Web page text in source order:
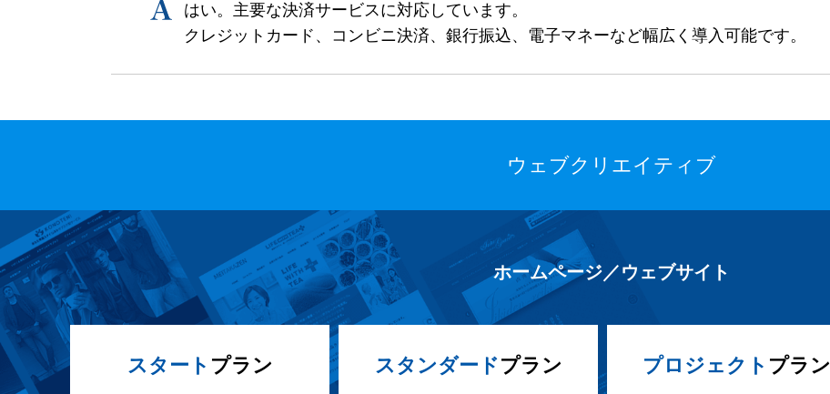
はい。主要な決済サービスに対応しています。
クレジットカード、コンビニ決済、銀行振込、電子マネーなど幅広く導入可能です。
ウェブクリエイティブ
ホームページ／ウェブサイト
スタート プラン スタンダードプラン プロジェクト プラン